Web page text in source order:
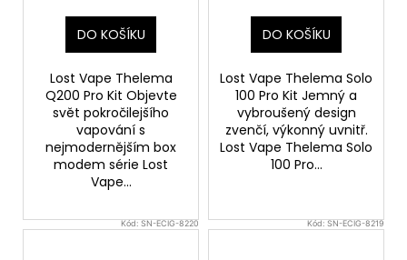
DO KOŠÍKU
Lost Vape Thelema
Q200 Pro Kit Objevte
svět pokročilejšího
vapování s
nejmodernějším box
modem série Lost
Vape...
DO KOŠÍKU
Lost Vape Thelema Solo
100 Pro Kit Jemný a
vybroušený design
zvenčí, výkonný uvnitř.
Lost Vape Thelema Solo
100 Pro...
Kód:SN-ECIG-8220 Kód:SN-ECIG-8219